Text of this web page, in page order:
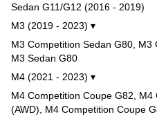
Sedan G11/G12 (2016 - 2019)
M3 (2019 - 2023) ▾
M3 Competition Sedan G80, M3
M3 Sedan G80
M4 (2021 - 2023) ▾
M4 Competition Coupe G82,
(AWD), M4 Competition Coupe